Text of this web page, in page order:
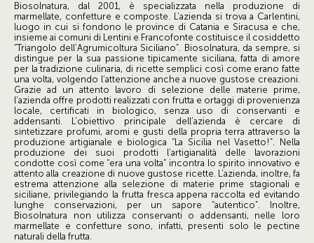
Biosolnatura, dal 2001, è specializzata nella produzione di
marmellate, confetture e composte. L’azienda si trova a Carlentini,
luogo in cui si fondono le province di Catania e Siracusa e che,
insieme ai comuni di Lentini e Francofonte costituisce il cosiddetto
“Triangolo dell’Agrumicoltura Siciliano”. Biosolnatura, da sempre, si
distingue per la sua passione tipicamente siciliana, fatta di amore
per la tradizione culinaria, di ricette semplici così come erano fatte
una volta, volgendo l’attenzione anche a nuove gustose creazioni.
Grazie ad un attento lavoro di selezione delle materie prime,
l’azienda offre prodotti realizzati con frutta e ortaggi di provenienza
locale, certificati in biologico, senza uso di conservanti e
addensanti. L’obiettivo principale dell’azienda è cercare di
sintetizzare profumi, aromi e gusti della propria terra attraverso la
produzione artigianale e biologica “La Sicilia nel Vasetto!”. Nella
produzione dei suoi prodotti l’artigianalità delle lavorazioni
condotte così come “era una volta” incontra lo spirito innovativo e
attento alla creazione di nuove gustose ricette. L’azienda, inoltre, fa
estrema attenzione alla selezione di materie prime stagionali e
siciliane, privilegiando la frutta fresca appena raccolta ed evitando
lunghe conservazioni, per un sapore “autentico”. Inoltre,
Biosolnatura non utilizza conservanti o addensanti, nelle loro
marmellate e confetture sono, infatti, presenti solo le pectine
naturali della frutta.